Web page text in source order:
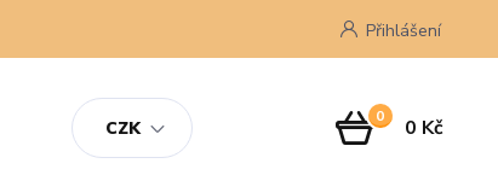
CZK
Přihlášení
0 0 Kč